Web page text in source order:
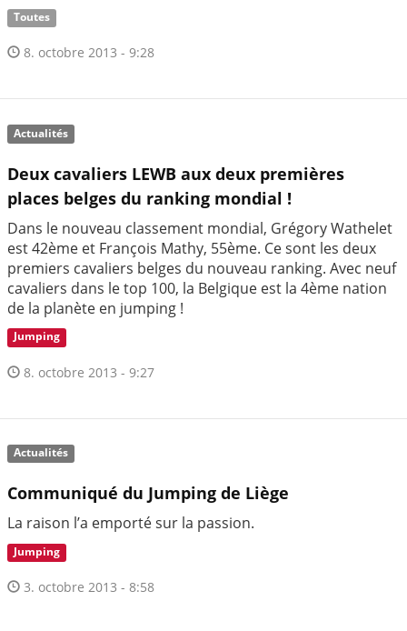
Toutes
8. octobre 2013 - 9:28
Actualités
Deux cavaliers LEWB aux deux premières
places belges du ranking mondial !
Dans le nouveau classement mondial, Grégory Wathelet
est 42ème et François Mathy, 55ème. Ce sont les deux
premiers cavaliers belges du nouveau ranking. Avec neuf
cavaliers dans le top 100, la Belgique est la 4ème nation
de la planète en jumping !
Jumping
8. octobre 2013 - 9:27
Actualités
Communiqué du Jumping de Liège
La raison l’a emporté sur la passion.
Jumping
3. octobre 2013 - 8:58